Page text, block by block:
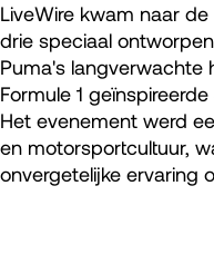
LiveWire kwam naar
drie speciaal
Puma's langverwachte
Formule 1
Het evenement werd
en motorsportcultuur,
onvergetelijke ervaring